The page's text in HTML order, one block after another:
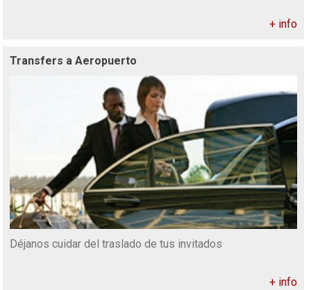
+ info
Transfers a Aeropuerto
Déjanos cuidar del traslado de tus invitados
+ info